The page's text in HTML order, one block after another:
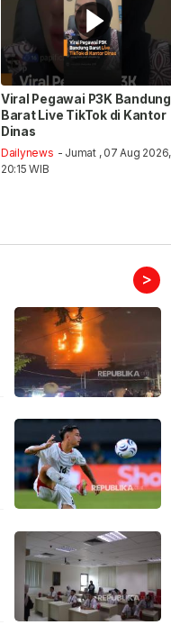
Viral Pegawai P3K Bandung
Barat Live TikTok di Kantor
Dinas
Dailynews - Jumat , 07 Aug 2026,
20:15 WIB
>